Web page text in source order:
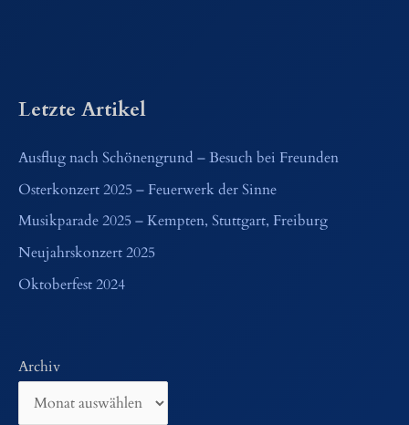
Letzte Artikel
Ausflug nach Schönengrund – Besuch bei Freunden
Osterkonzert 2025 – Feuerwerk der Sinne
Musikparade 2025 – Kempten, Stuttgart, Freiburg
Neujahrskonzert 2025
Oktoberfest 2024
Archiv